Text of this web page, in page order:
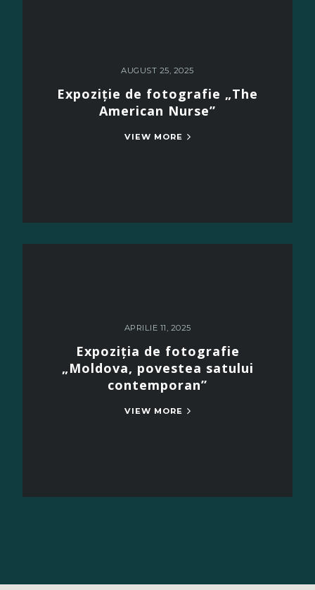
AUGUST 25, 2025
Expoziție de fotografie „The
American Nurse”
VIEW MORE
APRILIE 11, 2025
Expoziția de fotografie
„Moldova, povestea satului
contemporan”
VIEW MORE